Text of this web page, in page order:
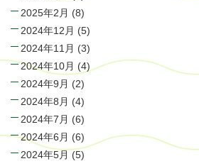
2025年2月 (8)
2024年12月 (5)
2024年11月 (3)
2024年10月 (4)
2024年9月 (2)
2024年8月 (4)
2024年7月 (6)
2024年6月 (6)
2024年5月 (5)